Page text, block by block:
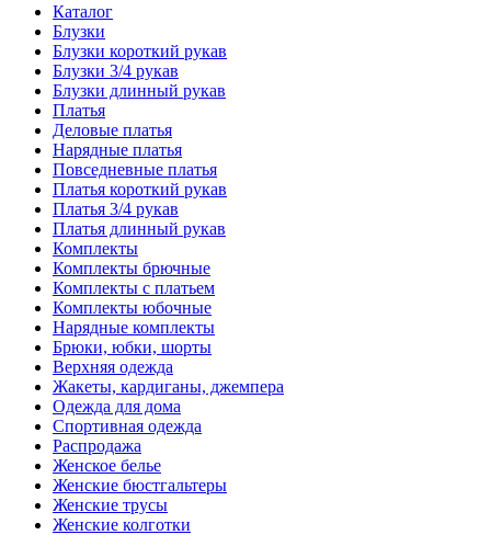
Каталог
Блузки
Блузки короткий рукав
Блузки 3/4 рукав
Блузки длинный рукав
Платья
Деловые платья
Нарядные платья
Повседневные платья
Платья короткий рукав
Платья 3/4 рукав
Платья длинный рукав
Комплекты
Комплекты брючные
Комплекты с платьем
Комплекты юбочные
Нарядные комплекты
Брюки, юбки, шорты
Верхняя одежда
Жакеты, кардиганы, джемпера
Одежда для дома
Спортивная одежда
Распродажа
Женское белье
Женские бюстгальтеры
Женские трусы
Женские колготки